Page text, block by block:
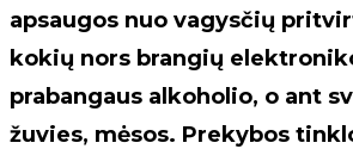
apsaugos nuo vagysčių
kokių nors brangių
prabangaus alkoholio, o ant
žuvies, mėsos. Prekybos